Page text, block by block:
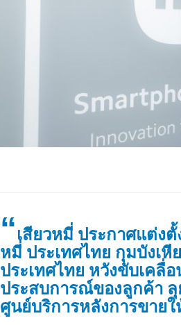
“เสียวหมี่ ประกาศแต่ง
หมี่ ประเทศไทย กุมบังเ
ประเทศไทย หวังขับเคลื่
ประสบการณ์ของลูกค้า
ศูนย์บริการหลังการขาย